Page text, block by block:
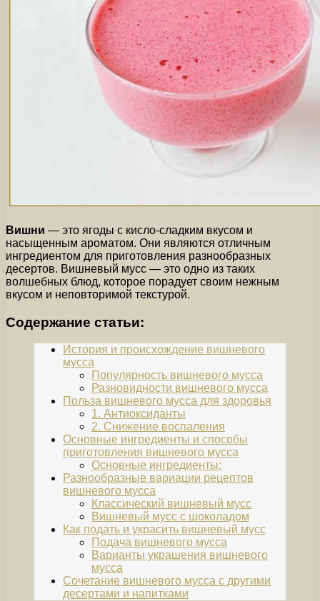
Вишни — это ягоды с кисло-сладким вкусом и
насыщенным ароматом. Они являются отличным
ингредиентом для приготовления разнообразных
десертов. Вишневый мусс — это одно из таких
волшебных блюд, которое порадует своим нежным
вкусом и неповторимой текстурой.
Содержание статьи:
История и происхождение вишневого
мусса
Популярность вишневого мусса
Разновидности вишневого мусса
Польза вишневого мусса для здоровья
1. Антиоксиданты
2. Снижение воспаления
Основные ингредиенты и способы
приготовления вишневого мусса
Основные ингредиенты:
Разнообразные вариации рецептов
вишневого мусса
Классический вишневый мусс
Вишневый мусс с шоколадом
Как подать и украсить вишневый мусс
Подача вишневого мусса
Варианты украшения вишневого
мусса
Сочетание вишневого мусса с другими
десертами и напитками